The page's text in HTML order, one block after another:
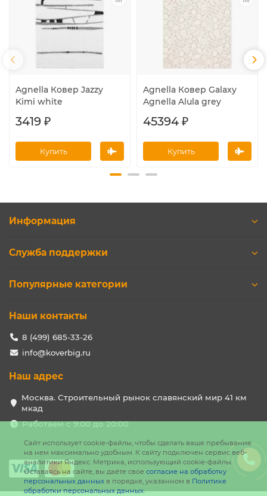
Agnella Ковер Jazzy
Kimi white
3419 ₽
Купить
Agnella Ковер Galaxy
Agnella Alula grey
45394 ₽
Купить
Сайт использует cookie-файлы, чтобы сделать ваше пребывание
на нем максимально удобным. К cайту подключен сервис веб-
аналитики Яндекс. Метрика, использующий cookie-файлы.
Оставаясь на сайте, вы даёте свое согласие на обработку
персональных данных в порядке, указанном в Политике
обработки персональных данных.
Информация
Служба поддержки
Популярные категории
Наши контакты
8 (499) 685-33-26
info@koverbig.ru
Наш адрес
Москва. Строительный рынок славянский мир 41 км
мкад
Работаем с 9:00 до 20:00